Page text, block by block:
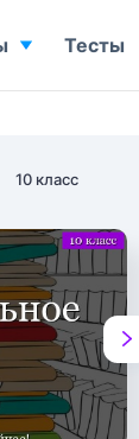
10 класс
Тесты